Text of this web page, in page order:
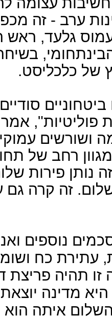
ערב - זה
גלעד, ראש
של כלכליסט.
ושורשים
רחב של
נותן פירות
זה קרה גם
נוספים
עתירת כח
זו תהיה פריצת
מדינה
איתה